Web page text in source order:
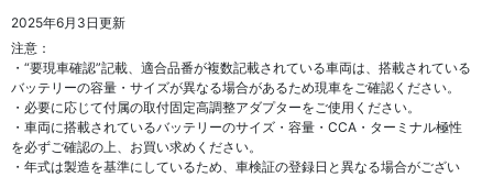
2025年6月3日更新
注意：
・“要現車確認”記載、適合品番が複数記載されている車両は、搭載されている
バッテリーの容量・サイズが異なる場合があるため現車をご確認ください。
・必要に応じて付属の取付固定高調整アダプターをご使用ください。
・車両に搭載されているバッテリーのサイズ・容量・CCA・ターミナル極性
を必ずご確認の上、お買い求めください。
・年式は製造を基準にしているため、車検証の登録日と異なる場合がござい